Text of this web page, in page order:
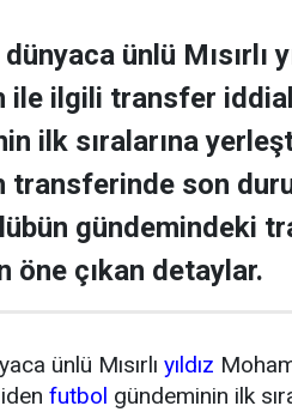
ünlü Mısırlı
ile ilgili transfer
ilk sıralarına
transferinde son
gündemindeki
öne çıkan detaylar.
ünlü Mısırlı yıldız
futbol gündeminin ilk